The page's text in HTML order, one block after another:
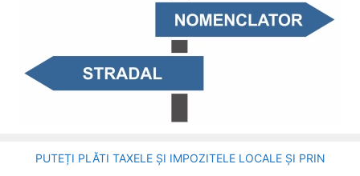
PUTEȚI PLĂTI TAXELE ȘI IMPOZITELE LOCALE ȘI PRIN